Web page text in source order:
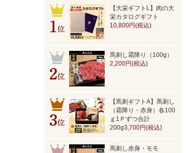
【大栄ギフトL】肉の大
栄カタログギフト
10,800円(税込)
馬刺し霜降り（100g）
2,200円(税込)
【馬刺ギフトA】馬刺し
（霜降り・赤身）各100
ｇ1Ｐずつ合計
200g3,700円(税込)
馬刺し赤身・モモ